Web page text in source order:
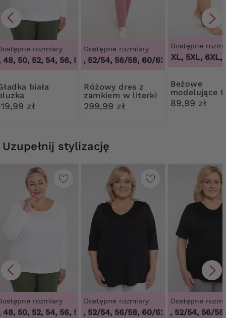
rozmiary
50, 52, 54, 56, 58, 60, 62, 64,44, 46, 48, 50, 52, 54,
zł
Dostępne rozmiary
48/50, 52/54, 56/58, 60/62, 48/50, 52/54,
Różowy dres z
zamkiem w literki
299,99 zł
Dostępne
3XL, 4XL, 5XL, 6XL,
Beżowe
modelujące
kwiatową
89,99 zł
Uzupełnij stylizację
rozmiary
50, 52, 54, 56, 58, 60, 62, 64,44, 46, 48, 50, 52, 54,
Dostępne rozmiary
48/50, 52/54, 56/58, 60/62, 48/50, 52/54,
Dostępne
48/50, 52/54, 56/58,